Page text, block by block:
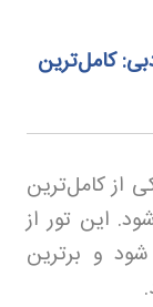
کامل‌ترین
یکی از کامل‌ترین
این تور از
و برترین
.